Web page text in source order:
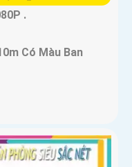
.
Có Màu Ban